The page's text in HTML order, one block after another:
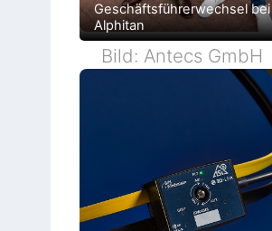
Geschäftsführerwechsel bei
Alphitan
Bild: Antecs GmbH